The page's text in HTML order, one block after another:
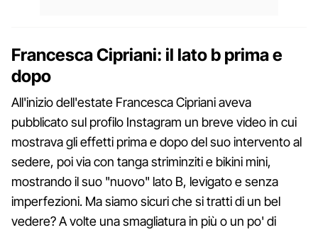
Francesca Cipriani: il lato b prima e
dopo
All'inizio dell'estate Francesca Cipriani aveva
pubblicato sul profilo Instagram un breve video in cui
mostrava gli effetti prima e dopo del suo intervento al
sedere, poi via con tanga striminziti e bikini mini,
mostrando il suo "nuovo" lato B, levigato e senza
imperfezioni. Ma siamo sicuri che si tratti di un bel
vedere? A volte una smagliatura in più o un po' di